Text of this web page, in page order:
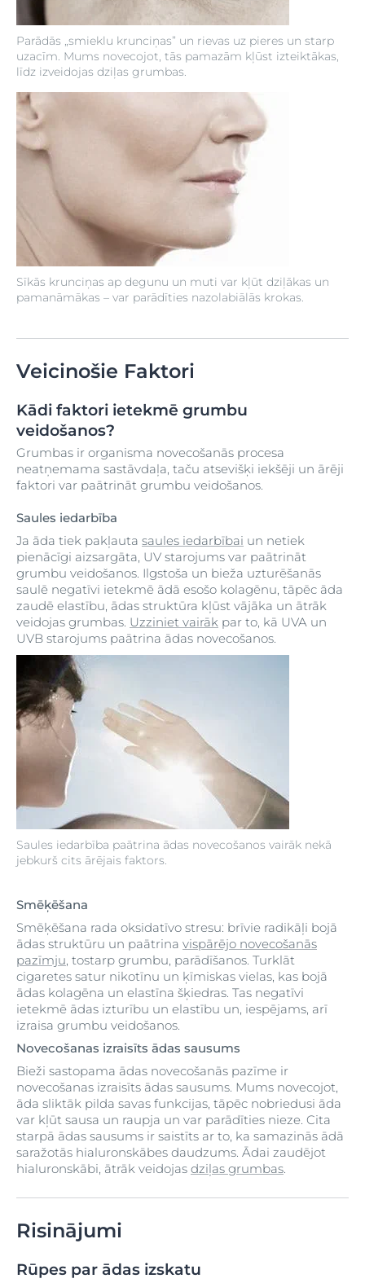
Parādās „smieklu krunciņas” un rievas uz pieres un starp
uzacīm. Mums novecojot, tās pamazām kļūst izteiktākas,
līdz izveidojas dziļas grumbas.
Sīkās krunciņas ap degunu un muti var kļūt dziļākas un
pamanāmākas – var parādīties nazolabiālās krokas.
Veicinošie Faktori
Kādi faktori ietekmē grumbu
veidošanos?
Grumbas ir organisma novecošanās procesa
neatņemama sastāvdaļa, taču atsevišķi iekšēji un ārēji
faktori var paātrināt grumbu veidošanos.
Saules iedarbība paātrina ādas novecošanos vairāk nekā
jebkurš cits ārējais faktors.
Saules iedarbība
Ja āda tiek pakļauta saules iedarbībai un netiek
pienācīgi aizsargāta, UV starojums var paātrināt
grumbu veidošanos. Ilgstoša un bieža uzturēšanās
saulē negatīvi ietekmē ādā esošo kolagēnu, tāpēc āda
zaudē elastību, ādas struktūra kļūst vājāka un ātrāk
veidojas grumbas. Uzziniet vairāk par to, kā UVA un
UVB starojums paātrina ādas novecošanos.
Smēķēšana
Smēķēšana rada oksidatīvo stresu: brīvie radikāļi bojā
ādas struktūru un paātrina vispārējo novecošanās
pazīmju, tostarp grumbu, parādīšanos. Turklāt
cigaretes satur nikotīnu un ķīmiskas vielas, kas bojā
ādas kolagēna un elastīna šķiedras. Tas negatīvi
ietekmē ādas izturību un elastību un, iespējams, arī
izraisa grumbu veidošanos.
Novecošanas izraisīts ādas sausums
Bieži sastopama ādas novecošanās pazīme ir
novecošanas izraisīts ādas sausums. Mums novecojot,
āda sliktāk pilda savas funkcijas, tāpēc nobriedusi āda
var kļūt sausa un raupja un var parādīties nieze. Cita
starpā ādas sausums ir saistīts ar to, ka samazinās ādā
saražotās hialuronskābes daudzums. Ādai zaudējot
hialuronskābi, ātrāk veidojas dziļas grumbas.
Risinājumi
Rūpes par ādas izskatu